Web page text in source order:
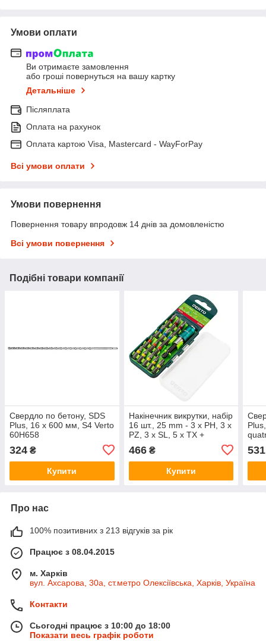
Умови оплати
Ви отримаєте замовлення
або гроші повернуться на вашу картку
Детальніше
Післяплата
Оплата на рахунок
Оплата картою Visa, Mastercard - WayForPay
Всі умови оплати
Умови повернення
Повернення товару впродовж 14 днів за домовленістю
Всі умови повернення
Подібні товари компанії
Свердло по бетону, SDS
Plus, 16 x 600 мм, S4 Verto
60H658
324 ₴
Купити
Накінечник викрутки, набір
16 шт., 25 mm - 3 x PH, 3 x
PZ, 3 x SL, 5 x TX +
66H606
466₴
Купити
531
Про нас
100% позитивних з 213 відгуків за рік
Працює з 08.04.2015
м. Харків
вул. Ахсарова, 30а, ст.метро Олексіївська, Харків, Україна
Контакти
Сьогодні працює з 10:00 до 18:00
Показати весь графік роботи